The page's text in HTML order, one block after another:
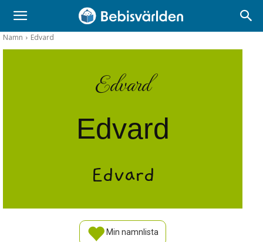
Namn Edvard
Edvard
Edvard
Edvard
Min namnlista